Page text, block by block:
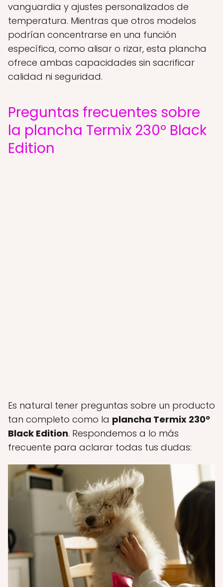
vanguardia y ajustes personalizados de
temperatura. Mientras que otros modelos
podrían concentrarse en una función
específica, como alisar o rizar, esta plancha
ofrece ambas capacidades sin sacrificar
calidad ni seguridad.
Preguntas frecuentes sobre
la plancha Termix 230º Black
Edition
Es natural tener preguntas sobre un producto
tan completo como la plancha Termix 230º
Black Edition. Respondemos a lo más
frecuente para aclarar todas tus dudas: